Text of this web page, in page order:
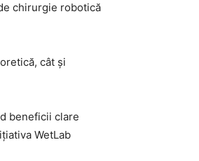
chirurgie robotică
cât și
beneficii clare
WetLab